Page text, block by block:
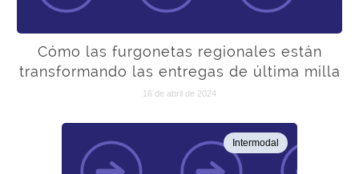
Cómo las furgonetas regionales están
transformando las entregas de última milla
16 de abril de 2024
Intermodal